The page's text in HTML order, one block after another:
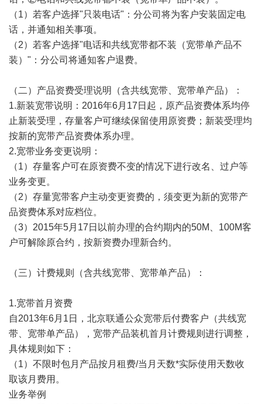
（1）若客户选择"只装电话"：分公司将为客户安装固定电
话，并通知相关事项。
（2）若客户选择"电话和共线宽带都不装（宽带单产品不
装）"：分公司将通知客户退费。
（二）产品资费受理说明（含共线宽带、宽带单产品）：
1.新装宽带说明：2016年6月17日起，原产品资费体系均停
止新装受理，存量客户可继续保留使用原资费；新装受理均
按新的宽带产品资费体系办理。
2.宽带业务变更说明：
（1）存量客户可在原资费不变的情况下进行改名、过户等
业务变更。
（2）存量宽带客户主动变更资费的，须变更为新的宽带产
品资费体系对应档位。
（3）2015年5月17日以前办理的合约期内的50M、100M客
户可解除原合约，按新资费办理新合约。
（三）计费规则（含共线宽带、宽带单产品）：
1.宽带首月资费
自2013年6月1日，北京联通公众宽带后付费客户（共线宽
带、宽带单产品），宽带产品装机首月计费规则进行调整，
具体规则如下：
（1）不限时包月产品按月租费/当月天数*实际使用天数收
取该月费用。
业务举例